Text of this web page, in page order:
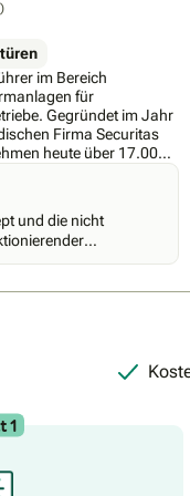
im Bereich
für
Gegründet im Jahr
Firma Securitas
heute über 17.000
Mehr als 5
unserer
Unternehmenszentrale in
im September 2018
wir möchten gern mit
und die nicht
1